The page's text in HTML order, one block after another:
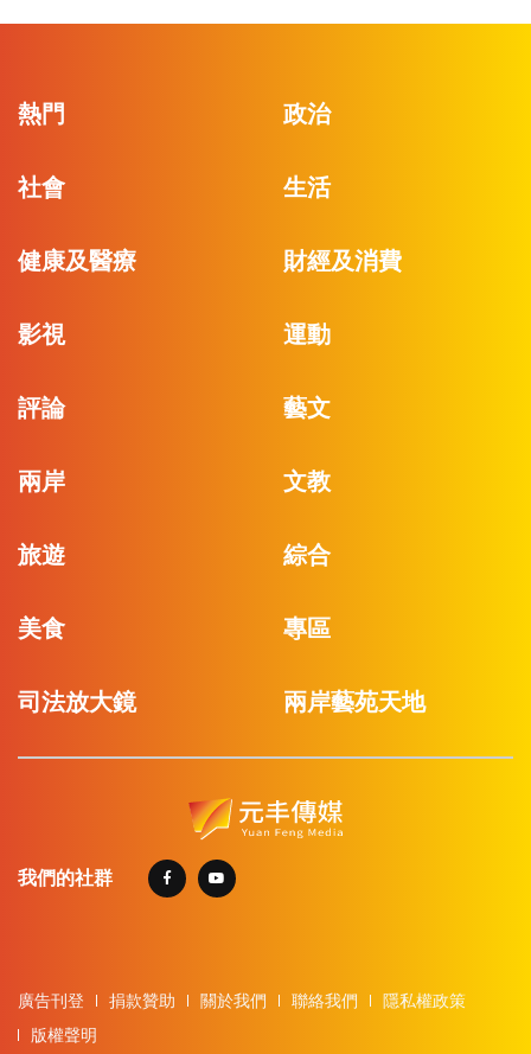
熱門 政治
社會 生活
健康及醫療 財經及消費
影視 運動
評論 藝文
兩岸 文教
旅遊 綜合
美食 專區
司法放大鏡 兩岸藝苑天地
我們的社群
廣告刊登 捐款贊助 關於我們 聯絡我們
隱私權政策
版權聲明